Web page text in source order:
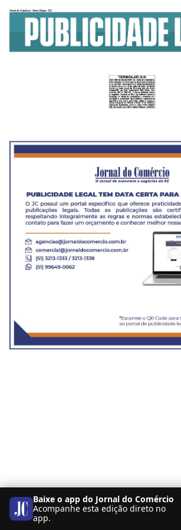
Baixe o app do Jornal do Comércio
Acompanhe esta edição direto no
app.
< BANCA